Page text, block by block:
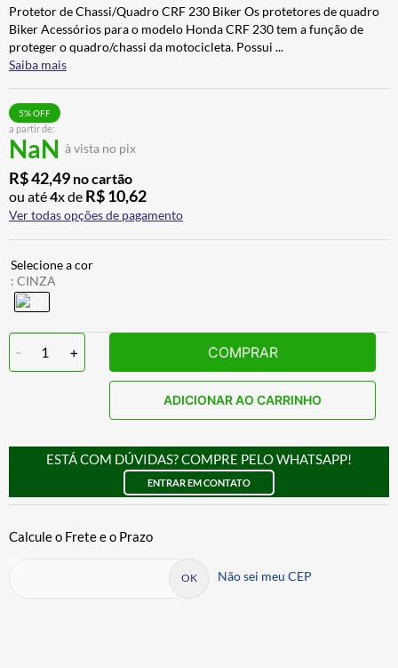
Protetor de Chassi/Quadro CRF 230 Biker Os protetores de quadro
Biker Acessórios para o modelo Honda CRF 230 tem a função de
proteger o quadro/chassi da motocicleta. Possui ...
Saiba mais
a partir de:
NaN à vista no pix
5% OFF
R$42,49 no cartão
ou até4x de R$10,62
Ver todas opções de pagamento
: CINZA
- 1 + COMPRAR
ADICIONAR AO CARRINHO
ESTÁ COM DÚVIDAS? COMPRE PELO WHATSAPP!
ENTRAR EM CONTATO
Não sei meu CEP
7º BAU
8º CALÇA
9º AIROH
10º